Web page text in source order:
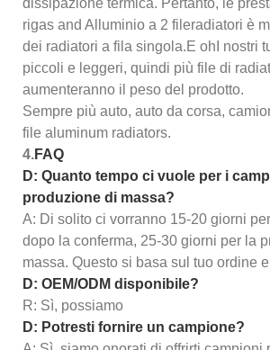
dissipazione termica. Pertanto, le
rigas and Alluminio a 2 fileradiatori è
dei radiatori a fila singola.E oh I nostri
piccoli e leggeri, quindi più file di
aumenteranno il peso del prodotto.
Sempre più auto, auto da corsa,
file aluminum radiators.
4.FAQ
D: Quanto tempo ci vuole per i
produzione di massa?
A: Di solito ci vorranno 15-20 giorni
dopo la conferma, 25-30 giorni per la
massa. Questo si basa sul tuo ordine
D: OEM/ODM disponibile?
R: Sì, possiamo
D: Potresti fornire un campione?